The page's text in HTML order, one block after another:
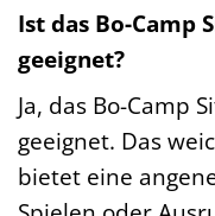
Ist das Bo-Camp
geeignet?
Ja, das Bo-Camp
geeignet. Das
bietet eine